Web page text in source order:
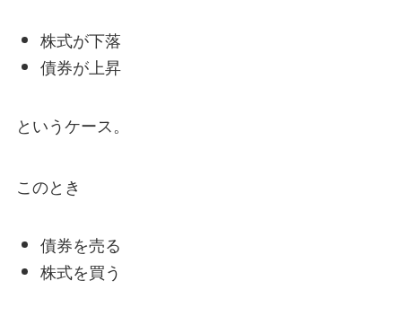
株式が下落
債券が上昇
というケース。
このとき
債券を売る
株式を買う